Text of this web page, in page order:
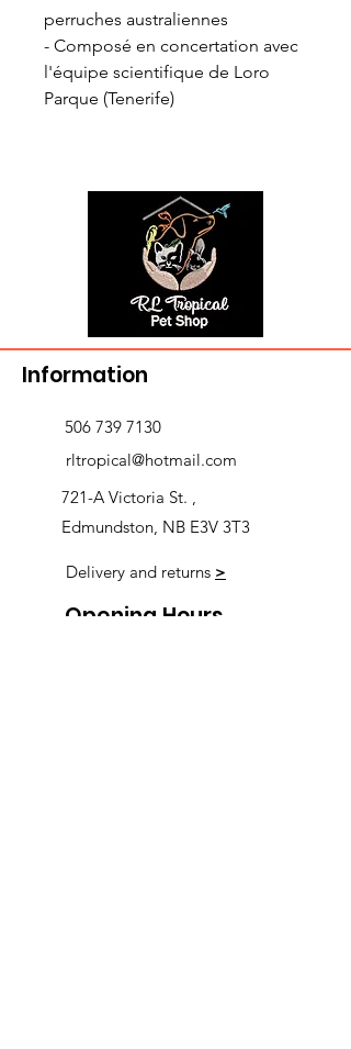
perruches australiennes
- Composé en concertation avec
l'équipe scientifique de Loro
Parque (Tenerife)
Information
506 739 7130
rltropical@hotmail.com
721-A Victoria St. ,
Edmundston, NB E3V 3T3
Delivery and returns >
Opening Hours